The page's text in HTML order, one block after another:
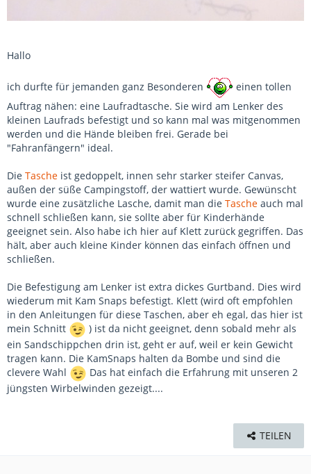
Hallo
ich durfte für jemanden ganz Besonderen
einen tollen
Auftrag nähen: eine Laufradtasche. Sie wird am Lenker des
kleinen Laufrads befestigt und so kann mal was mitgenommen
werden und die Hände bleiben frei. Gerade bei
"Fahranfängern" ideal.
Die Tasche ist gedoppelt, innen sehr starker steifer Canvas,
außen der süße Campingstoff, der wattiert wurde. Gewünscht
wurde eine zusätzliche Lasche, damit man die Tasche auch mal
schnell schließen kann, sie sollte aber für Kinderhände
geeignet sein. Also habe ich hier auf Klett zurück gegriffen. Das
hält, aber auch kleine Kinder können das einfach öffnen und
schließen.
Die Befestigung am Lenker ist extra dickes Gurtband. Dies wird
wiederum mit Kam Snaps befestigt. Klett (wird oft empfohlen
in den Anleitungen für diese Taschen, aber eh egal, das hier ist
mein Schnitt
) ist da nicht geeignet, denn sobald mehr als
ein Sandschippchen drin ist, geht er auf, weil er kein Gewicht
tragen kann. Die KamSnaps halten da Bombe und sind die
clevere Wahl
Das hat einfach die Erfahrung mit unseren 2
jüngsten Wirbelwinden gezeigt....
TEILEN